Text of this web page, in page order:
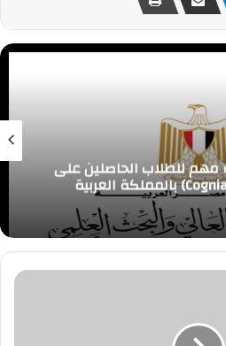
الحد الأدنى لتنسيق
درجة